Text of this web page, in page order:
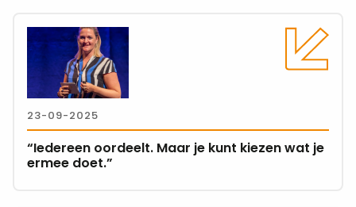
docent
23-09-2025
“Iedereen oordeelt. Maar je kunt kiezen wat je
ermee doet.”
Lees
meer
over
“Iedereen
oordeelt.
Maar
kunt